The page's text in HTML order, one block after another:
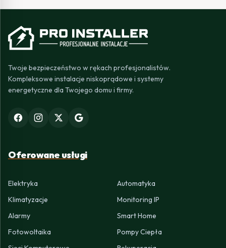
Twoje bezpieczeństwo w rękach profesjonalistów.
Kompleksowe instalacje niskoprądowe i systemy
energetyczne dla Twojego domu i firmy.
Oferowane usługi
Elektryka
Automatyka
Klimatyzacje
Monitoring IP
Alarmy
Smart Home
Fotowoltaika
Pompy Ciepła